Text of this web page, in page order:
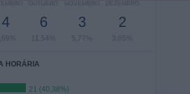
4
OUTUBRO
6
11,54%
NOVEMBRO
3
5,77%
DEZEMBRO
2
3,85%
HORÁRIA
21 (40,38%)